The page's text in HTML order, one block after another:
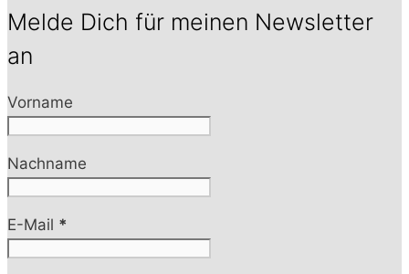
Melde Dich für meinen Newsletter
an
Vorname
Nachname
E-Mail *